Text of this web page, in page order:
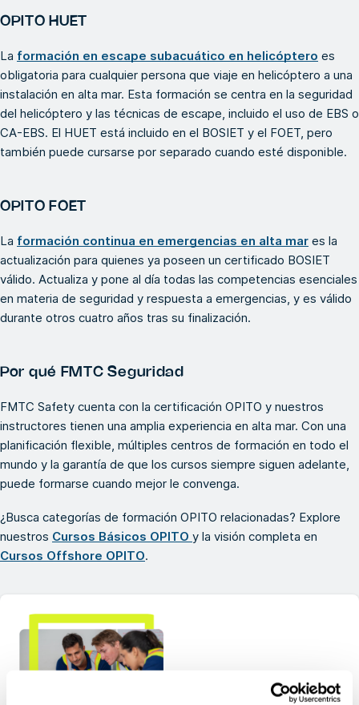
OPITO HUET
La formación en escape subacuático en helicóptero es
obligatoria para cualquier persona que viaje en helicóptero a una
instalación en alta mar. Esta formación se centra en la seguridad
del helicóptero y las técnicas de escape, incluido el uso de EBS o
CA-EBS. El HUET está incluido en el BOSIET y el FOET, pero
también puede cursarse por separado cuando esté disponible.
OPITO FOET
La formación continua en emergencias en alta mar es la
actualización para quienes ya poseen un certificado BOSIET
válido. Actualiza y pone al día todas las competencias esenciales
en materia de seguridad y respuesta a emergencias, y es válido
durante otros cuatro años tras su finalización.
Por qué FMTC Seguridad
FMTC Safety cuenta con la certificación OPITO y nuestros
instructores tienen una amplia experiencia en alta mar. Con una
planificación flexible, múltiples centros de formación en todo el
mundo y la garantía de que los cursos siempre siguen adelante,
puede formarse cuando mejor le convenga.
¿Busca categorías de formación OPITO relacionadas? Explore
nuestros Cursos Básicos OPITO y la visión completa en
Cursos Offshore OPITO.